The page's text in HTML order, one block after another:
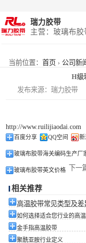
瑞力胶带
当前位置： 首页 › 公司新
H级
发布来源：瑞力胶
http://www.ruilijiaodai.com
百度分享 QQ空间
玻璃布胶带海关编码生产厂
下一
玻璃布胶带英文价格
相关推荐
高温胶带常见类型及差
如何选择适合您行业的高温
金手指高温胶带
聚酰亚胺行业定义
聚酰亚胺系列
玻璃布胶带（特
（保护膜）
等离子热喷涂胶
带
防火陶瓷化硅胶
带